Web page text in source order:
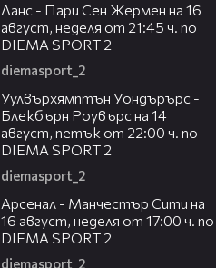
Ланс - Пари Сен Жермен на 16
август, неделя от 21:45 ч. по
DIEMA SPORT 2
diemasport_2
Уулвърхямптън Уондърърс -
Блекбърн Роувърс на 14
август, петък от 22:00 ч. по
DIEMA SPORT 2
diemasport_2
Арсенал - Манчестър Сити на
16 август, неделя от 17:00 ч. по
DIEMA SPORT 2
diemasport_2